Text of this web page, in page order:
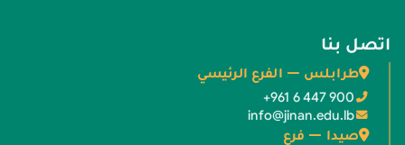
اتصل بنا
طرابلس — الفرع الرئيسي
+961 6 447 900
info@jinan.edu.lb
صيدا — فرع